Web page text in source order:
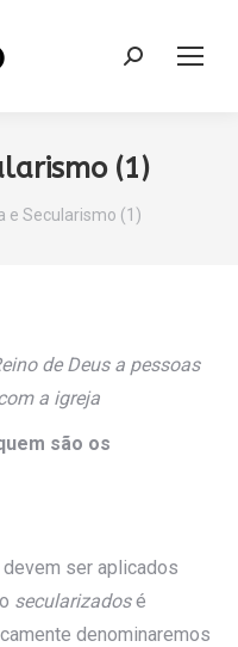
Search:
(1)
e Secularismo (1)
de Deus a pessoas
a igreja
são os
ser aplicados
secularizadosé
denominaremos